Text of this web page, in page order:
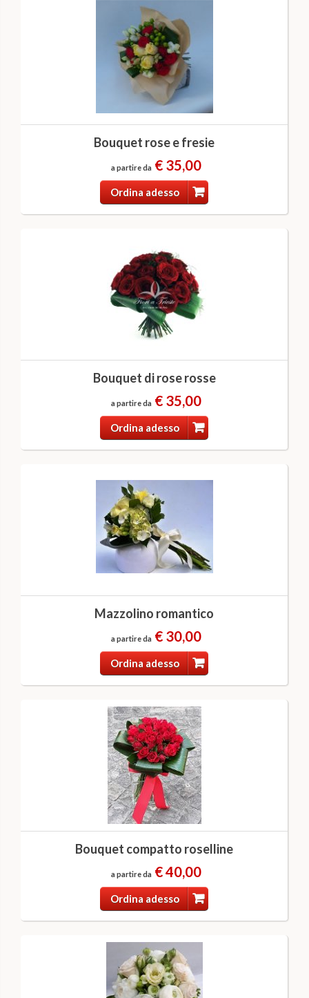
Bouquet rose e fresie
a partire da € 35,00
Ordina adesso
Bouquet di rose rosse
a partire da € 35,00
Ordina adesso
Mazzolino romantico
a partire da € 30,00
Ordina adesso
Bouquet compatto roselline
a partire da € 40,00
Ordina adesso